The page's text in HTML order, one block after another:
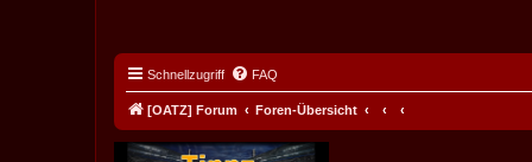
Schnellzugriff FAQ
[OATZ] Forum Foren-Übersicht